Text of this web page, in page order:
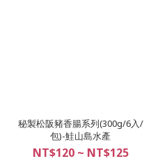
秘製松阪豬香腸系列(300g/6入/
包)-鮭山島水產
NT$120 ~ NT$125